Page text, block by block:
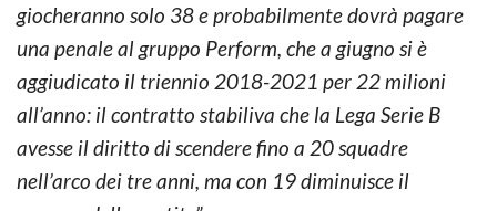
giocheranno solo 38 e probabilmente dovrà pagare
una penale al gruppo Perform, che a giugno si è
aggiudicato il triennio 2018-2021 per 22 milioni
all’anno: il contratto stabiliva che la Lega Serie B
avesse il diritto di scendere fino a 20 squadre
nell’arco dei tre anni, ma con 19 diminuisce il